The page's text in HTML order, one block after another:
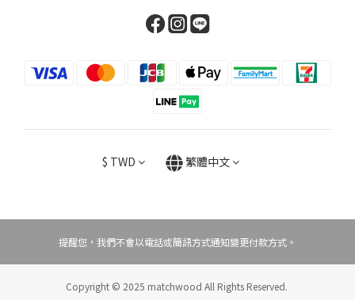
$ TWD 繁體中文
提醒您，我們不會以電話或簡訊方式通知變更付款方式。
Copyright © 2025 matchwood All Rights Reserved.